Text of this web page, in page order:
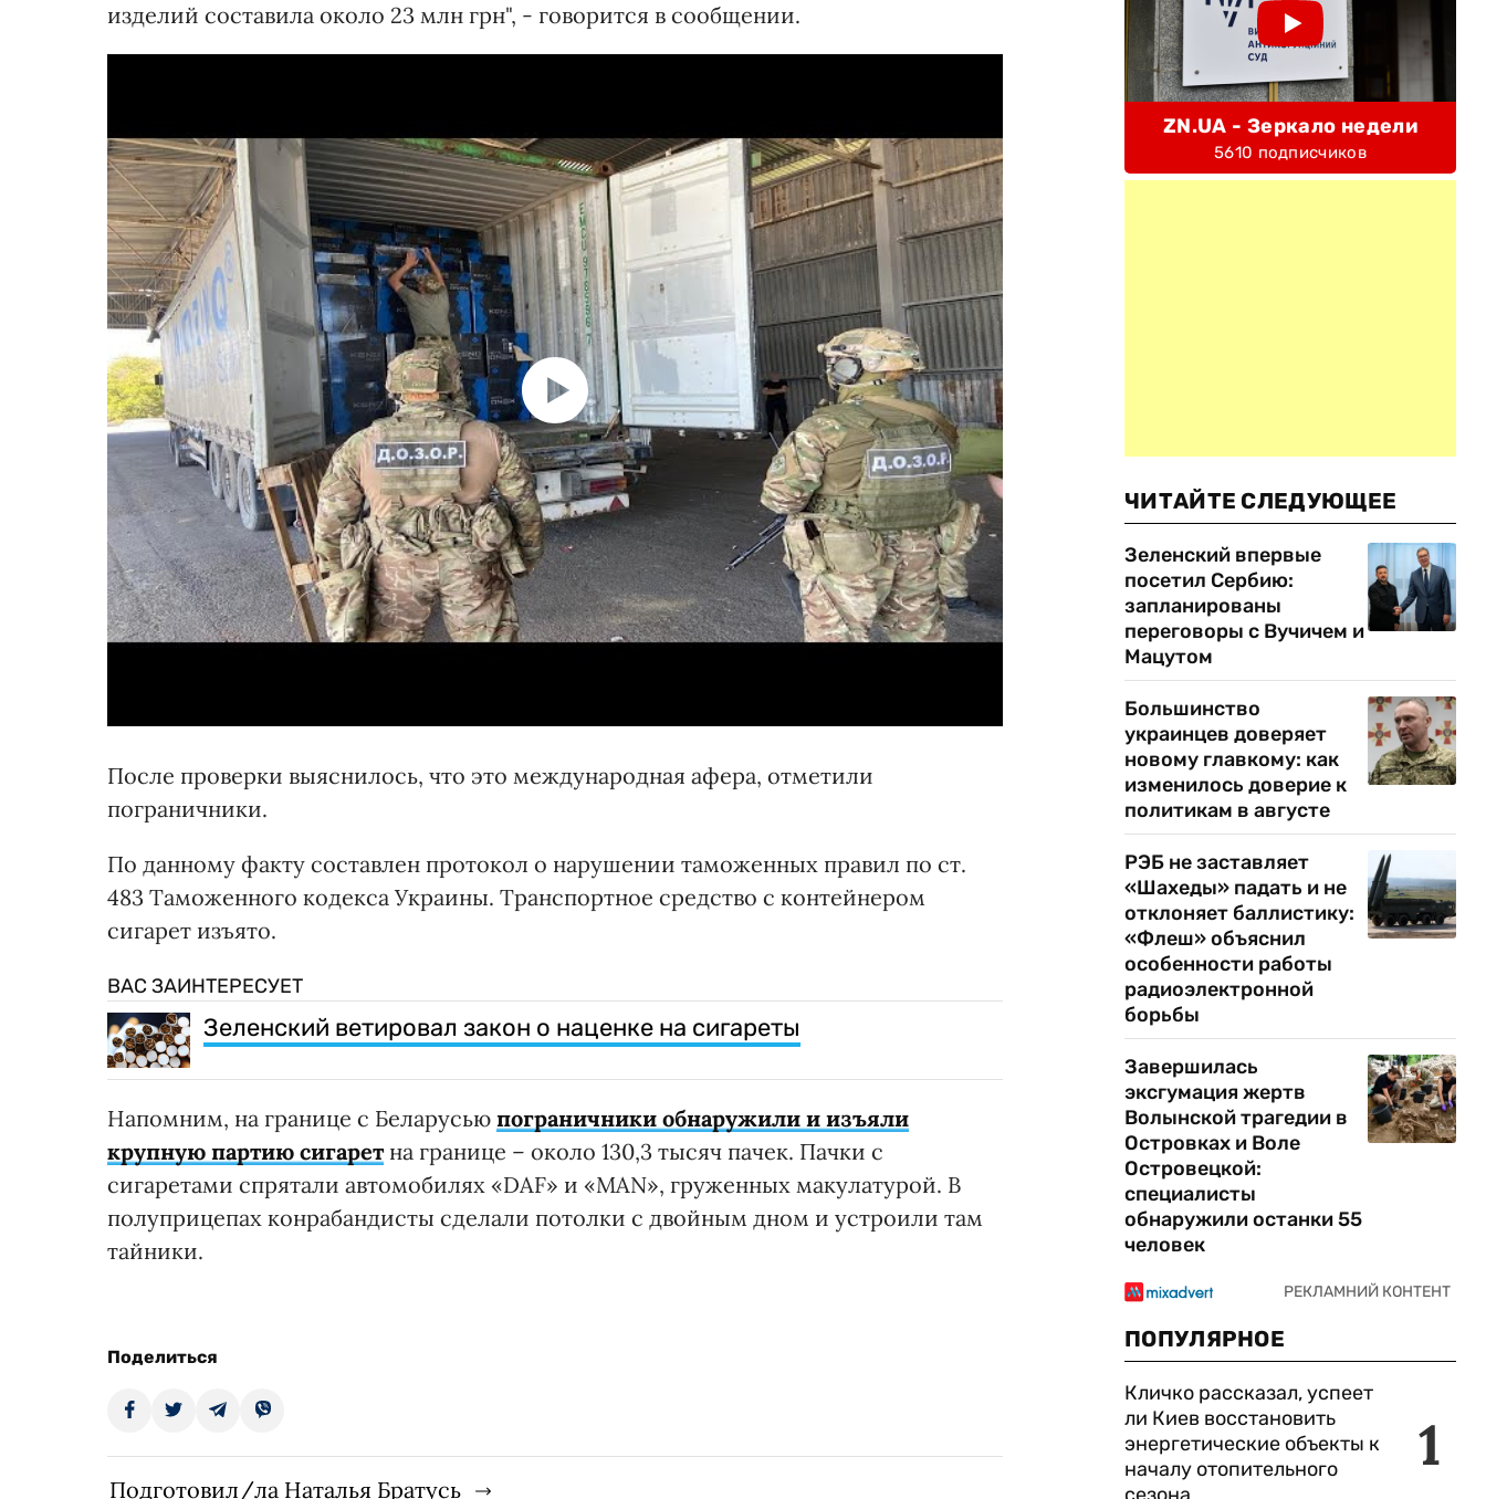
изделий составила около 23 млн грн", - говорится в сообщении.
После проверки выяснилось, что это международная афера, отметили
пограничники.
По данному факту составлен протокол о нарушении таможенных правил по ст.
483 Таможенного кодекса Украины. Транспортное средство с контейнером
сигарет изъято.
ВАС ЗАИНТЕРЕСУЕТ
Зеленский ветировал закон о наценке на сигареты
Напомним, на границе с Беларусью пограничники обнаружили и изъяли
крупную партию сигаретна границе – около 130,3 тысяч пачек. Пачки с
сигаретами спрятали автомобилях «DAF» и «MAN», груженных макулатурой. В
полуприцепах конрабандисты сделали потолки с двойным дном и устроили там
тайники.
Поделиться
Подготовил/ла Наталья Братусь
ZN.UA - Зеркало недели
5610 подписчиков
ЧИТАЙТЕ СЛЕДУЮЩЕЕ
Зеленский впервые
посетил Сербию:
запланированы
переговоры с Вучичем и
Мацутом
Большинство
украинцев доверяет
новому главкому: как
изменилось доверие к
политикам в августе
РЭБ не заставляет
«Шахеды» падать и не
отклоняет баллистику:
«Флеш» объяснил
особенности работы
радиоэлектронной
борьбы
Завершилась
эксгумация жертв
Волынской трагедии в
Островках и Воле
Островецкой:
специалисты
обнаружили останки 55
человек
ПОПУЛЯРНОЕ
1
Кличко рассказал, успеет
ли Киев восстановить
энергетические объекты к
началу отопительного